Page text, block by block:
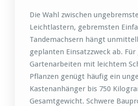
Die Wahl zwischen
Leichtlastern, gebremsten
Tandemachsern hängt
geplanten Einsatzzweck ab.
Gartenarbeiten mit leichtem
Pflanzen genügt häufig ein
Kastenanhänger bis 750
Gesamtgewicht. Schwere